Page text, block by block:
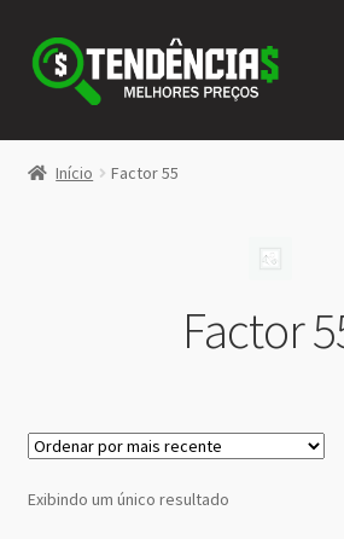
Pular
para
navegação
Pular
para
conteúdo
LOJA
Início Factor 55
Factor
Exibindo um único resultado